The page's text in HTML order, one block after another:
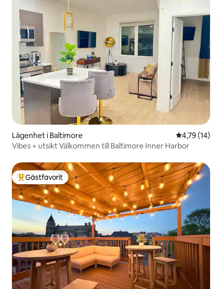
Lägenhet i Baltimore 4,79 av 5 i
4,79 (14)
Vibes + utsikt Välkommen till Baltimore Inner Harbor
Populär gästfavorit
Gästfavorit